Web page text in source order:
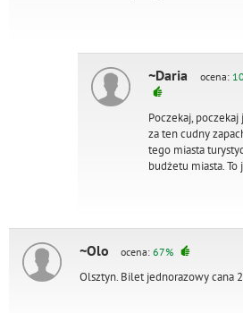
~Daria ocena:
Poczekaj,
za ten cudny
tego miasta
budżetu miasta. To
~Olo ocena: 67%
Olsztyn. Bilet jednorazowy cana